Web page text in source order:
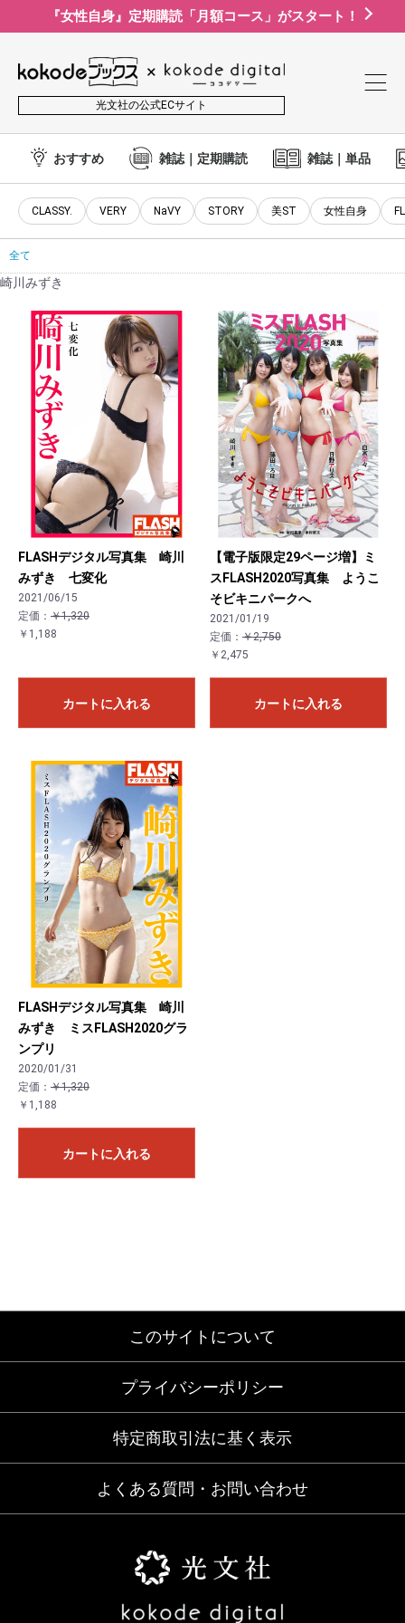
『女性自身』定期購読「月額コース」がスタート！
光文社の公式ECサイト
おすすめ 雑誌｜定期購読 雑誌｜単品
CLASSY. VERY NaVY STORY 美ST 女性自身
全て
崎川みずき
FLASHデジタル写真集 崎川
みずき 七変化
2021/06/15
定価： ￥1,320
￥1,188
カートに入れる
【電子版限定29ページ増】ミ
スFLASH2020写真集 ようこ
そビキニパークへ
2021/01/19
定価： ￥2,750
￥2,475
カートに入れる
FLASHデジタル写真集 崎川
みずき ミスFLASH2020グラ
ンプリ
2020/01/31
定価： ￥1,320
￥1,188
カートに入れる
お買い物を続ける
このサイトについて
プライバシーポリシー
特定商取引法に基く表示
よくある質問・お問い合わせ